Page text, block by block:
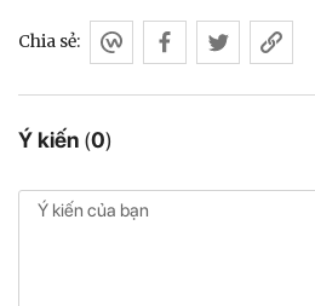
Ý kiến (0)
Chia sẻ: